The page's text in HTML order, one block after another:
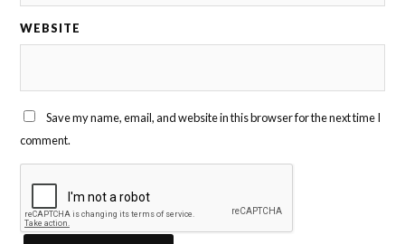
WEBSITE
Save my name, email, and website in this browser for the next time I
comment.